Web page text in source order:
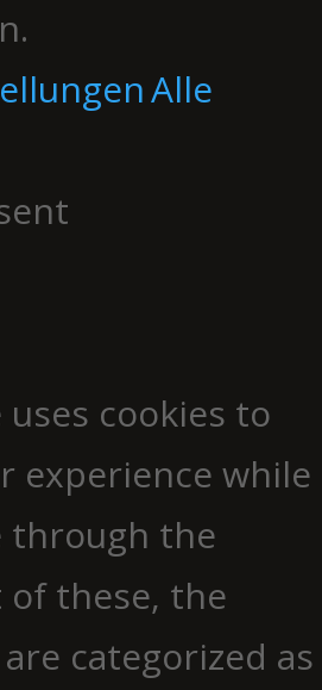
Alle
cookies to
experience while
through the
of these, the
categorized as